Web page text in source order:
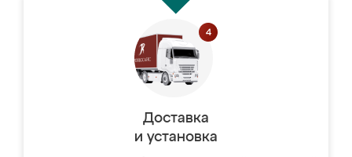
Доставка
и установка